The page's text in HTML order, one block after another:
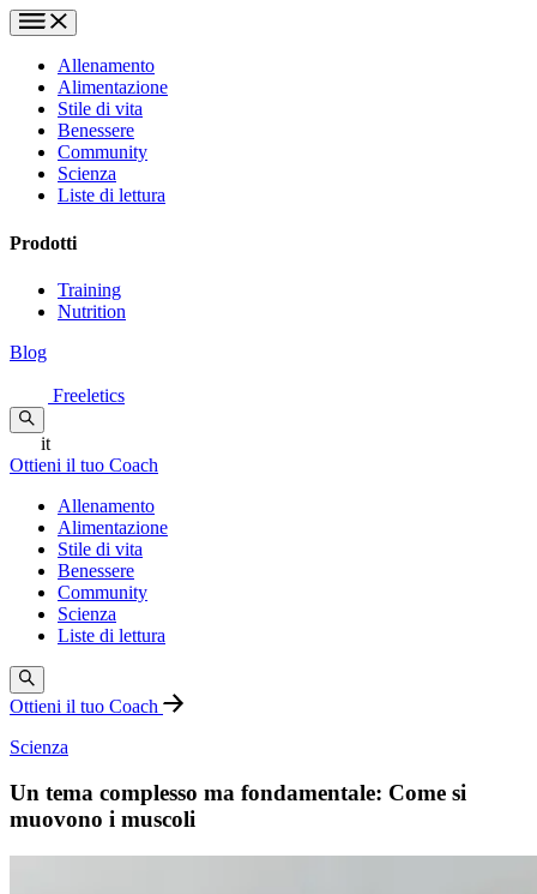
Allenamento
Alimentazione
Stile di vita
Benessere
Community
Scienza
Liste di lettura
Prodotti
Training
Nutrition
Blog
Freeletics
it
Ottieni il tuo Coach
Allenamento
Alimentazione
Stile di vita
Benessere
Community
Scienza
Liste di lettura
Ottieni il tuo Coach
Scienza
Un tema complesso ma fondamentale: Come si
muovono i muscoli